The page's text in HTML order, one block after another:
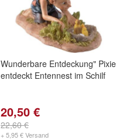
Wunderbare Entdeckung" Pixie
entdeckt Entennest im Schilf
20,50 €
22,60 €
+ 5,95 € Versand